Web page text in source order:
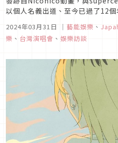
以個人名義出道、至今已過了12
們見面！中間經歷過疫情、更於
要來和我們聊聊從事音樂活動的心
2024年03月31日 ｜ 藝能娛樂 、
樂 、 台灣演唱會 、 娛樂訪談